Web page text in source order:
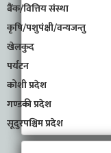
बैंक/वित्तिय संस्था
कृषि/पशुपंक्षी/वन्यजन्तु
खेलकुद
पर्यटन
कोशी प्रदेश
गण्डकी प्रदेश
सूदुरपश्चिम प्रदेश